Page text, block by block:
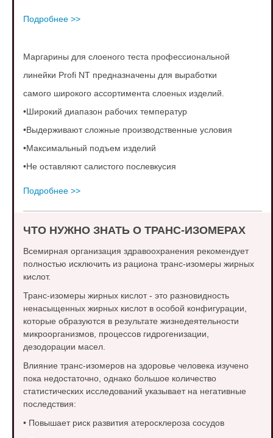
Подробнее >>
Маргарины для слоеного теста профессиональной
линейки Profi NT предназначены для выработки
самого широкого ассортимента слоеных изделий.
•Широкий диапазон рабочих температур
•Выдерживают сложные производственные условия
•Максимальный подъем изделий
•Не оставляют салистого послевкусия
Подробнее >>
ЧТО НУЖНО ЗНАТЬ О ТРАНС-ИЗОМЕРАХ
Всемирная организация здравоохранения рекомендует
полностью исключить из рациона транс-изомеры жирных
кислот.
Транс-изомеры жирных кислот - это разновидность
ненасыщенных жирных кислот в особой конфигурации,
которые образуются в результате жизнедеятельности
микроорганизмов, процессов гидрогенизации,
дезодорации масел.
Влияние транс-изомеров на здоровье человека изучено
пока недостаточно, однако большое количество
статистических исследований указывает на негативные
последствия:
• Повышает риск развития атеросклероза сосудов